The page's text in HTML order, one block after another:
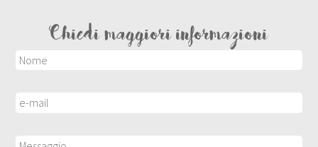
Chiedi maggiori informazioni